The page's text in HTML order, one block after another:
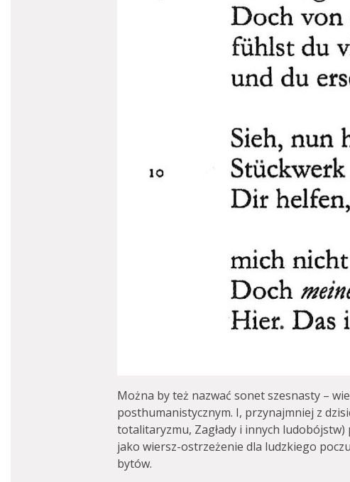
Można by też nazwać sonet szesnasty –
posthumanistycznym. I, przynajmniej z
totalitaryzmu, Zagłady i innych
jako wiersz-ostrzeżenie dla ludzkiego
bytów.